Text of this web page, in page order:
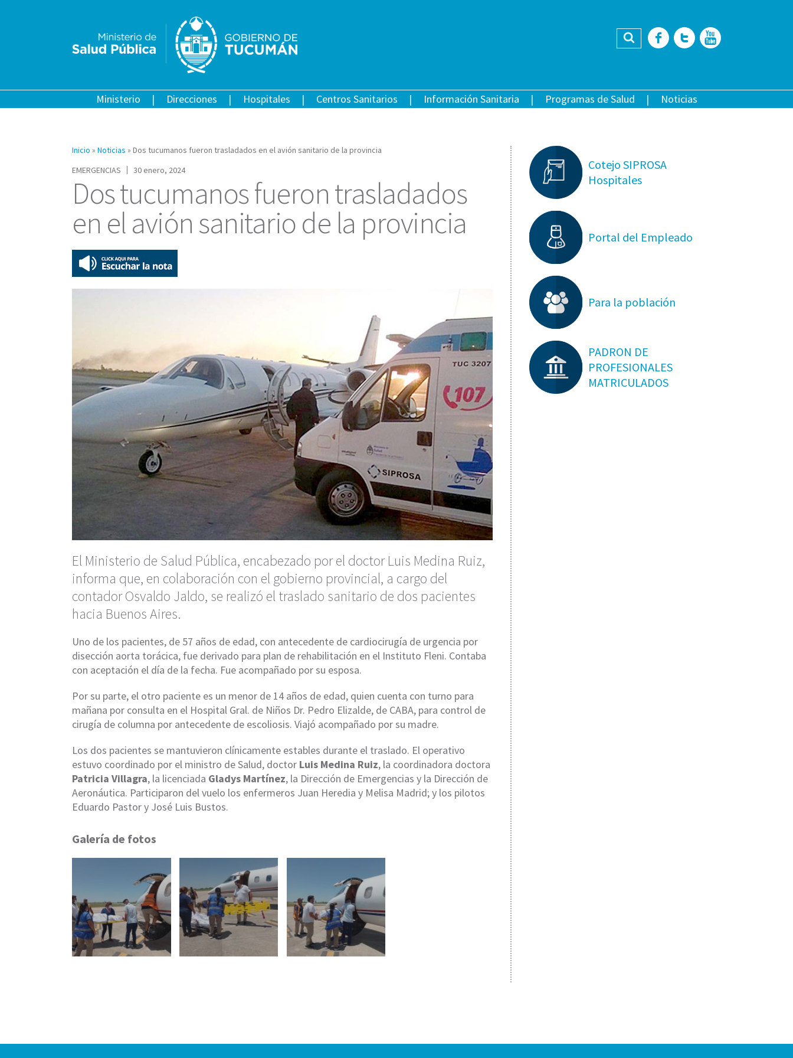
Buscar Facebook
Twitter
Ministerio Direcciones Hospitales Centros Sanitarios Información Sanitaria Programas de Salud Noticias
Inicio » Noticias » Dos tucumanos fueron trasladados en el avión sanitario de la provincia
EMERGENCIAS
30 enero, 2024
Dos tucumanos fueron trasladados
en el avión sanitario de la provincia
El Ministerio de Salud Pública, encabezado por el doctor Luis Medina Ruiz,
informa que, en colaboración con el gobierno provincial, a cargo del
contador Osvaldo Jaldo, se realizó el traslado sanitario de dos pacientes
hacia Buenos Aires.
Uno de los pacientes, de 57 años de edad, con antecedente de cardiocirugía de urgencia por
disección aorta torácica, fue derivado para plan de rehabilitación en el Instituto Fleni. Contaba
con aceptación el día de la fecha. Fue acompañado por su esposa.
Por su parte, el otro paciente es un menor de 14 años de edad, quien cuenta con turno para
mañana por consulta en el Hospital Gral. de Niños Dr. Pedro Elizalde, de CABA, para control de
cirugía de columna por antecedente de escoliosis. Viajó acompañado por su madre.
Los dos pacientes se mantuvieron clínicamente estables durante el traslado. El operativo
estuvo coordinado por el ministro de Salud, doctor Luis Medina Ruiz, la coordinadora doctora
Patricia Villagra, la licenciada Gladys Martínez, la Dirección de Emergencias y la Dirección de
Aeronáutica. Participaron del vuelo los enfermeros Juan Heredia y Melisa Madrid; y los pilotos
Eduardo Pastor y José Luis Bustos.
Galería de fotos
Cotejo SIPROSA
Hospitales
Portal del Empleado
Para la población
PADRON DE
PROFESIONALES
MATRICULADOS